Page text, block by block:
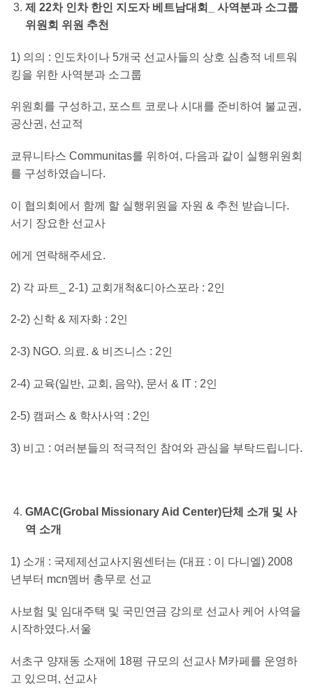
제 22차 인차 한인 지도자 베트남대회
사역분과 소그룹
위원회 위원 추천
1) 의의 : 인도차이나 5개국 선교사들의 상호 심층적 네트워
킹을 위한 사역분과 소그룹
위원회를 구성하고, 포스트 코로나 시대를 준비하여 불교권,
공산권, 선교적
쿄뮤니타스 Communitas를 위하여, 다음과 같이 실행위원회
를 구성하였습니다.
이 협의회에서 함께 할 실행위원을 자원 & 추천 받습니다.
서기 장요한 선교사
에게 연락해주세요.
2) 각 파트_ 2-1) 교회개척&디아스포라 : 2인
2-2) 신학 & 제자화 : 2인
2-3) NGO. 의료. & 비즈니스 : 2인
2-4) 교육(일반, 교회, 음악), 문서 & IT : 2인
2-5) 캠퍼스 & 학사사역 : 2인
3) 비고 : 여러분들의 적극적인 참여와 관심을 부탁드립니다.
GMAC(Grobal Missionary Aid Center)단체 소개 및 사
역 소개
1) 소개 : 국제제선교사지원센터는 (대표 : 이 다니엘) 2008
년부터 mcn멤버 총무로 선교
사보험 및 임대주택 및 국민연금 강의로 선교사 케어 사역을
시작하였다.서울
서초구 양재동 소재에 18평 규모의 선교사 M카페를 운영하
고 있으며, 선교사